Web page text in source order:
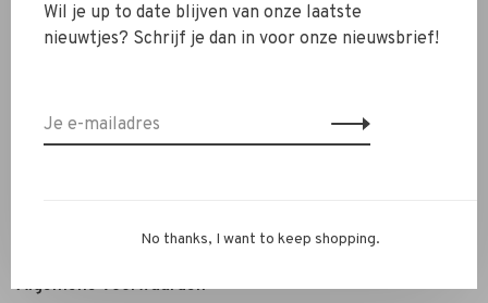
Toon 1 - 2 van 2
Shop
Algemene voorwaarden
Wil je up to date blijven van onze laatste
nieuwtjes? Schrijf je dan in voor onze nieuwsbrief!
No thanks, I want to keep shopping.